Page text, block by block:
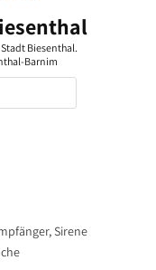
Biesenthal.
Barnim
Sirene